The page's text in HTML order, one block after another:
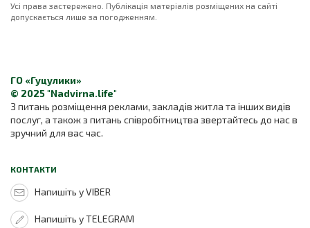
Усі права застережено. Публікація матеріалів розміщених на сайті
допускається лише за погодженням.
ГО «Гуцулики»
© 2025 "Nadvirna.life"
З питань розміщення реклами, закладів житла та інших видів
послуг, а також з питань співробітництва звертайтесь до нас в
зручний для вас час.
КОНТАКТИ
Напишіть у VIBER
Напишіть у TELEGRAM